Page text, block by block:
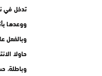
تدخل في
ووعدها
حاولا
وباطلة،